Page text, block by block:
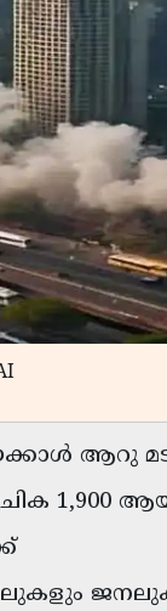
ആറു
1,900